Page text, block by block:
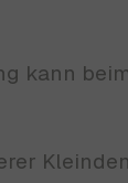
kann